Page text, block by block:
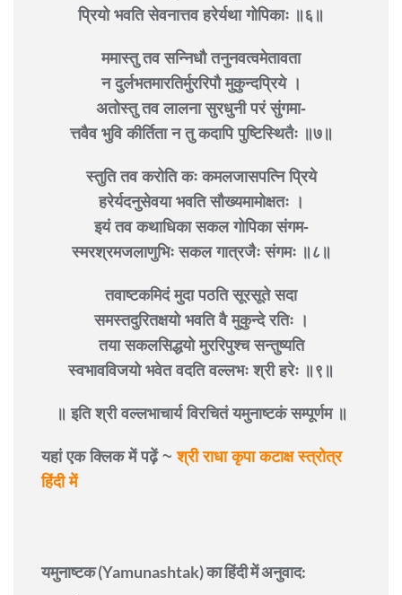
प्रियो भवति सेवनात्तव हरेर्यथा गोपिकाः ॥६॥
ममास्तु तव सन्निधौ तनुनवत्वमेतावता
न दुर्लभतमारतिर्मुररिपौ मुकुन्दप्रिये ।
अतोस्तु तव लालना सुरधुनी परं सुंगमा-
त्तवैव भुवि कीर्तिता न तु कदापि पुष्टिस्थितैः ॥७॥
स्तुति तव करोति कः कमलजासपत्नि प्रिये
हरेर्यदनुसेवया भवति सौख्यमामोक्षतः ।
इयं तव कथाधिका सकल गोपिका संगम-
स्मरश्रमजलाणुभिः सकल गात्रजैः संगमः ॥८॥
तवाष्टकमिदं मुदा पठति सूरसूते सदा
समस्तदुरितक्षयो भवति वै मुकुन्दे रतिः ।
तया सकलसिद्धयो मुररिपुश्च सन्तुष्यति
स्वभावविजयो भवेत वदति वल्लभः श्री हरेः ॥९॥
॥ इति श्री वल्लभाचार्य विरचितं यमुनाष्टकं सम्पूर्णम ॥
यहां एक क्लिक में पढ़ें ~श्री राधा कृपा कटाक्ष स्त्रोत्र
हिंदी में
यमुनाष्टक (Yamunashtak) का हिंदी में अनुवाद: